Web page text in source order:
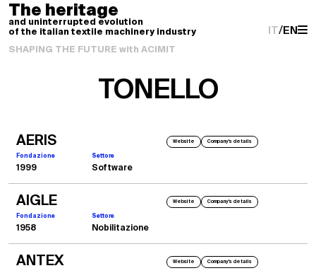
The heritage
and uninterrupted evolution
of the italian textile machinery industry
SHAPING THE FUTURE with ACIMIT
IT/ EN
TONELLO
AERIS Website Company's details
Fondazione Settore
1999 Software
AIGLE Website Company's details
Fondazione Settore
1958 Nobilitazione
ANTEX Website Company's details